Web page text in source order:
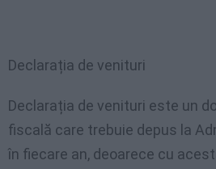
Declarația de venituri
Declarația de venituri este un
fiscală care trebuie depus la
în fiecare an, deoarece cu